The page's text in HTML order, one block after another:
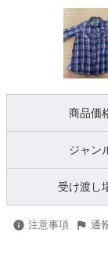
商品価
ジャン
受け渡し
注意事項 通